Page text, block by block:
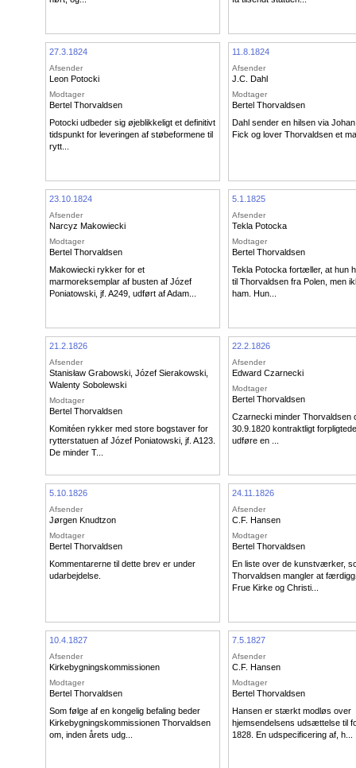
27.3.1824
Afsender
Leon Potocki
Modtager
Bertel Thorvaldsen
Potocki udbeder sig øjeblikkeligt et definitivt
tidspunkt for leveringen af støbeformene til
rytt...
11.8.1824
Afsender
J.C. Dahl
Modtager
Bertel Thorvaldsen
Dahl sender en hilsen via
Fick og lover Thorvaldsen et
23.10.1824
Afsender
Narcyz Makowiecki
Modtager
Bertel Thorvaldsen
Makowiecki rykker for et
marmoreksemplar af busten af Józef
Poniatowski, jf. A249, udført af Adam...
5.1.1825
Afsender
Tekla Potocka
Modtager
Bertel Thorvaldsen
Tekla Potocka fortæller, at hun
til Thorvaldsen fra Polen, men
ham. Hun...
21.2.1826
Afsender
Stanisław Grabowski Józef Sierakowski
Walenty Sobolewski
Modtager
Bertel Thorvaldsen
Komitéen rykker med store bogstaver for
rytterstatuen af Józef Poniatowski, jf. A123.
De minder T...
22.2.1826
Afsender
Edward Czarnecki
Modtager
Bertel Thorvaldsen
Czarnecki minder Thorvaldsen
30.9.1820 kontraktligt
udføre en ...
5.10.1826
Afsender
Jørgen Knudtzon
Modtager
Bertel Thorvaldsen
Kommentarerne til dette brev er under
udarbejdelse.
24.11.1826
Afsender
C.F. Hansen
Modtager
Bertel Thorvaldsen
En liste over de kunstværker,
Thorvaldsen mangler at
Frue Kirke og Christi...
10.4.1827
Afsender
Kirkebygningskommissionen
Modtager
Bertel Thorvaldsen
Som følge af en kongelig befaling beder
Kirkebygningskommissionen Thorvaldsen
om, inden årets udg...
7.5.1827
Afsender
C.F. Hansen
Modtager
Bertel Thorvaldsen
Hansen er stærkt modløs over
hjemsendelsens udsættelse til
1828. En udspecificering af, h...